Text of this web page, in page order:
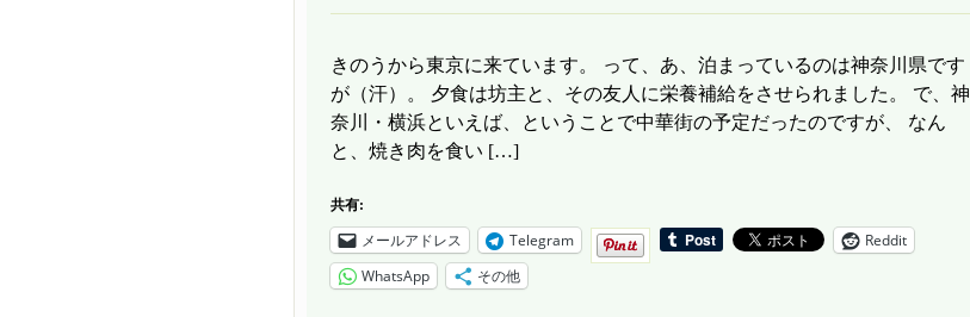
きのうから東京に来ています。 って、あ、泊まっているのは神奈川県です
が（汗）。 夕食は坊主と、その友人に栄養補給をさせられました。 で、神
奈川・横浜といえば、ということで中華街の予定だったのですが、 なん
と、焼き肉を食い […]
共有:
メールアドレス Telegram
Reddit
WhatsApp
その他